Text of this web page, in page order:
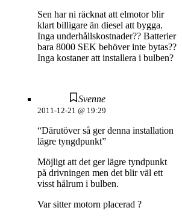
Sen har ni räcknat att elmotor blir
klart billigare än diesel att bygga.
Inga underhållskostnader?? Batterier
bara 8000 SEK behöver inte bytas??
Inga kostaner att installera i bulben?
Svenne
2011-12-21 @ 19:29
“Därutöver så ger denna installation
lägre tyngdpunkt”
Möjligt att det ger lägre tyndpunkt
på drivningen men det blir väl ett
visst hålrum i bulben.
Var sitter motorn placerad ?